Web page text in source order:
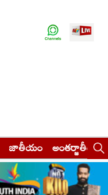
జాతీయం అంతర్జాతీయం